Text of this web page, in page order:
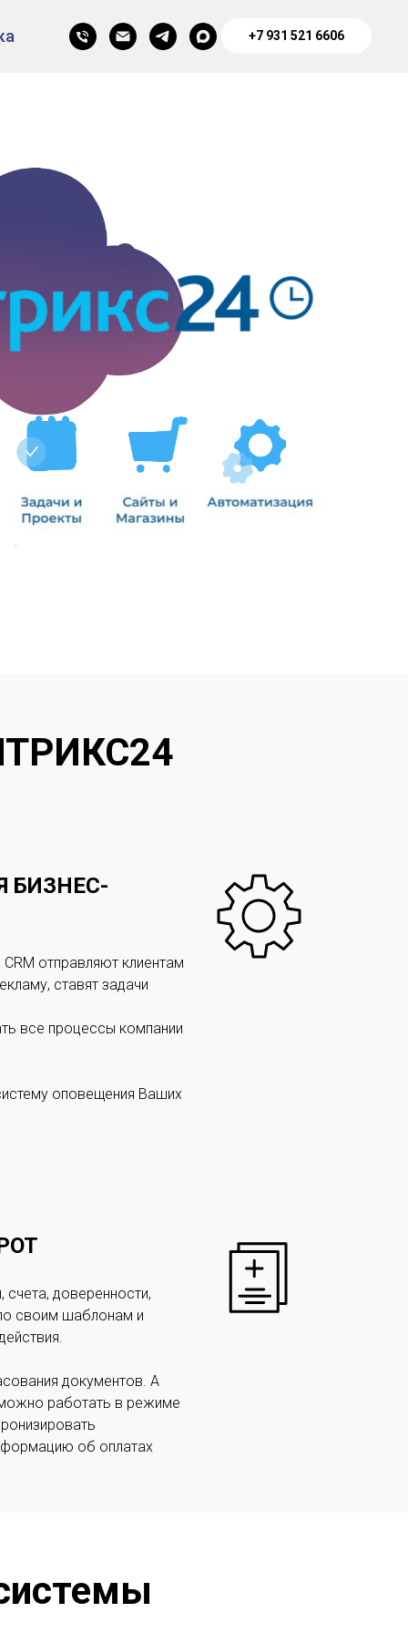
+7 931 521 6606
БИЗНЕС-
отправляют клиентам
ставят задачи
все процессы компании
оповещения Ваших
доверенности,
своим шаблонам и
документов. А
работать в режиме
об оплатах